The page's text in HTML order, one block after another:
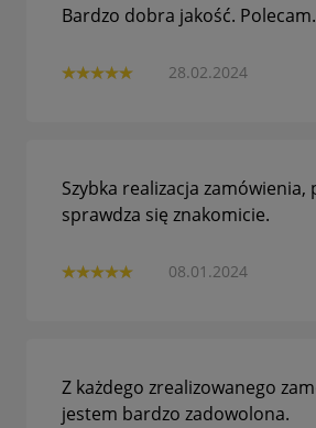
28.02.2024
Bardzo dobra jakość. Polecam.
08.01.2024
Szybka realizacja zamówienia,
sprawdza się znakomicie.
Z każdego zrealizowanego
jestem bardzo zadowolona.